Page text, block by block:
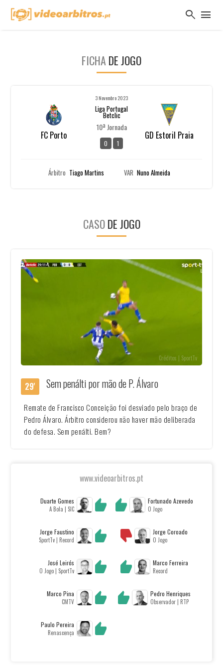
search menu
FICHA DE JOGO
FC Porto
3 Novembro 2023
Liga Portugal
Betclic
10ª Jornada
0 1
GD Estoril Praia
Árbitro Tiago Martins VAR Nuno Almeida
CASODE JOGO
Créditos | SportTv
29' Sem penálti por mão de P. Álvaro
Remate de Francisco Conceição foi desviado pelo braço de
Pedro Álvaro. Árbitro considerou não haver mão deliberada
do defesa. Sem penálti. Bem?
www.videoarbitros.pt
Duarte Gomes
A Bola | SIC
Fortunado Azevedo
O Jogo
Jorge Faustino
SportTv | Record
Jorge Coroado
O Jogo
José Leirós
O Jogo | SportTv
Marco Ferreira
Record
Marco Pina
CMTV
Pedro Henriques
Observador | RTP
Paulo Pereira
Renascença